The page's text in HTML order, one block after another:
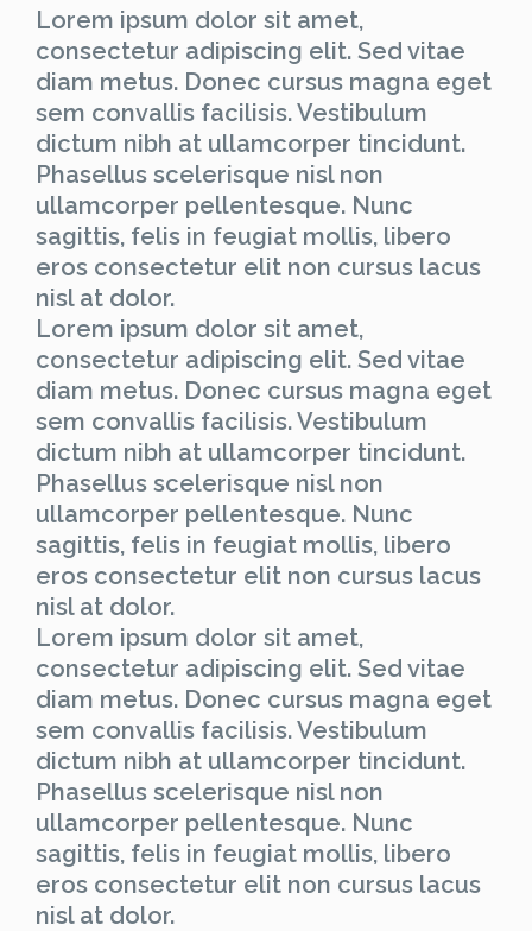
Lorem ipsum dolor sit amet,
consectetur adipiscing elit. Sed vitae
diam metus. Donec cursus magna eget
sem convallis facilisis. Vestibulum
dictum nibh at ullamcorper tincidunt.
Phasellus scelerisque nisl non
ullamcorper pellentesque. Nunc
sagittis, felis in feugiat mollis, libero
eros consectetur elit non cursus lacus
nisl at dolor.
Lorem ipsum dolor sit amet,
consectetur adipiscing elit. Sed vitae
diam metus. Donec cursus magna eget
sem convallis facilisis. Vestibulum
dictum nibh at ullamcorper tincidunt.
Phasellus scelerisque nisl non
ullamcorper pellentesque. Nunc
sagittis, felis in feugiat mollis, libero
eros consectetur elit non cursus lacus
nisl at dolor.
Lorem ipsum dolor sit amet,
consectetur adipiscing elit. Sed vitae
diam metus. Donec cursus magna eget
sem convallis facilisis. Vestibulum
dictum nibh at ullamcorper tincidunt.
Phasellus scelerisque nisl non
ullamcorper pellentesque. Nunc
sagittis, felis in feugiat mollis, libero
eros consectetur elit non cursus lacus
nisl at dolor.